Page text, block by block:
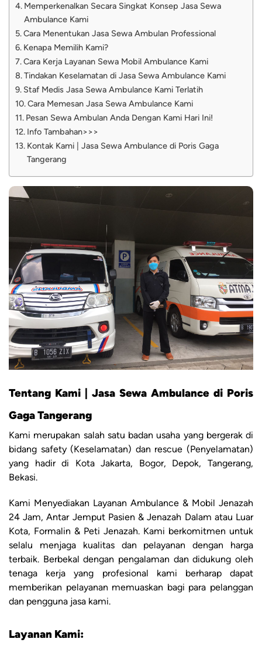
Memperkenalkan Secara Singkat Konsep Jasa Sewa
Ambulance Kami
Cara Menentukan Jasa Sewa Ambulan Professional
Kenapa Memilih Kami?
Cara Kerja Layanan Sewa Mobil Ambulance Kami
Tindakan Keselamatan di Jasa Sewa Ambulance Kami
Staf Medis Jasa Sewa Ambulance Kami Terlatih
Cara Memesan Jasa Sewa Ambulance Kami
Pesan Sewa Ambulan Anda Dengan Kami Hari Ini!
Info Tambahan>>>
Kontak Kami | Jasa Sewa Ambulance di Poris Gaga
Tangerang
Tentang Kami | Jasa Sewa Ambulance di Poris
Gaga Tangerang
Kami merupakan salah satu badan usaha yang bergerak di
bidang safety (Keselamatan) dan rescue (Penyelamatan)
yang hadir di Kota Jakarta, Bogor, Depok, Tangerang,
Bekasi.
Kami Menyediakan Layanan Ambulance & Mobil Jenazah
24 Jam, Antar Jemput Pasien & Jenazah Dalam atau Luar
Kota, Formalin & Peti Jenazah. Kami berkomitmen untuk
selalu menjaga kualitas dan pelayanan dengan harga
terbaik. Berbekal dengan pengalaman dan didukung oleh
tenaga kerja yang profesional kami berharap dapat
memberikan pelayanan memuaskan bagi para pelanggan
dan pengguna jasa kami.
Layanan Kami: